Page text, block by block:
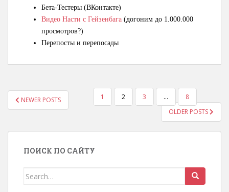
Бета-Тестеры (ВКонтакте)
Видео Насти с Гейзенбага (догоним до 1.000.000
просмотров?)
Перепосты и перепосады
НАВИГАЦИЯ ПО ЗАПИСЯМ
NEWER POSTS 1 2 3 …
8
OLDER POSTS
ПОИСК ПО САЙТУ
Search for: